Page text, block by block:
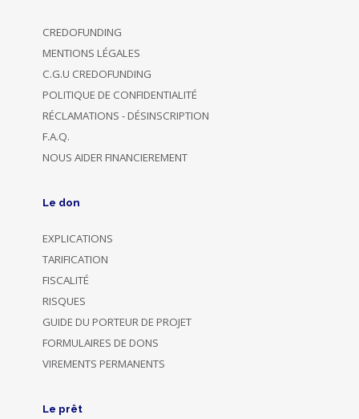
CREDOFUNDING
MENTIONS LÉGALES
C.G.U CREDOFUNDING
POLITIQUE DE CONFIDENTIALITÉ
RÉCLAMATIONS - DÉSINSCRIPTION
F.A.Q.
NOUS AIDER FINANCIEREMENT
Le don
EXPLICATIONS
TARIFICATION
FISCALITÉ
RISQUES
GUIDE DU PORTEUR DE PROJET
FORMULAIRES DE DONS
VIREMENTS PERMANENTS
Le prêt